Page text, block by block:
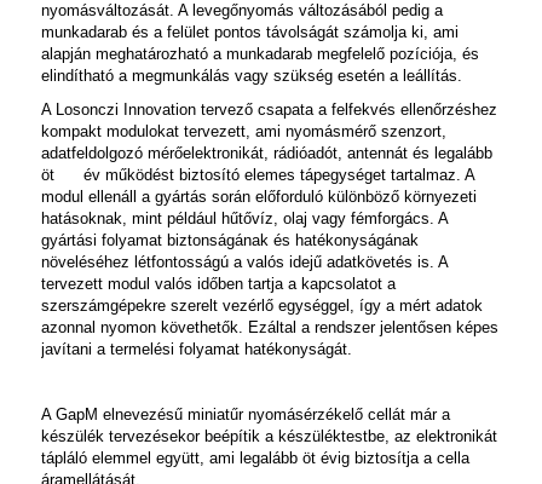
nyomásváltozását. A levegőnyomás változásából pedig a
munkadarab és a felület pontos távolságát számolja ki, ami
alapján meghatározható a munkadarab megfelelő pozíciója, és
elindítható a megmunkálás vagy szükség esetén a leállítás.
A Losonczi Innovation tervező csapata a felfekvés ellenőrzéshez
kompakt modulokat tervezett, ami nyomásmérő szenzort,
adatfeldolgozó mérőelektronikát, rádióadót, antennát és legalább
öt év működést biztosító elemes tápegységet tartalmaz. A
modul ellenáll a gyártás során előforduló különböző környezeti
hatásoknak, mint például hűtővíz, olaj vagy fémforgács. A
gyártási folyamat biztonságának és hatékonyságának
növeléséhez létfontosságú a valós idejű adatkövetés is. A
tervezett modul valós időben tartja a kapcsolatot a
szerszámgépekre szerelt vezérlő egységgel, így a mért adatok
azonnal nyomon követhetők. Ezáltal a rendszer jelentősen képes
javítani a termelési folyamat hatékonyságát.
A GapM elnevezésű miniatűr nyomásérzékelő cellát már a
készülék tervezésekor beépítik a készüléktestbe, az elektronikát
tápláló elemmel együtt, ami legalább öt évig biztosítja a cella
áramellátását.